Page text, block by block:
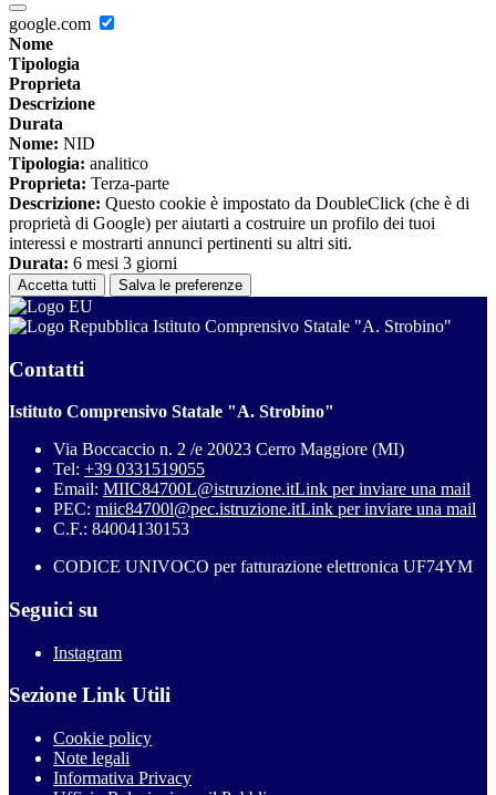
google.com
Nome
Tipologia
Proprieta
Descrizione
Durata
Nome: NID
Tipologia: analitico
Proprieta: Terza-parte
Descrizione: Questo cookie è impostato da DoubleClick (che è di
proprietà di Google) per aiutarti a costruire un profilo dei tuoi
interessi e mostrarti annunci pertinenti su altri siti.
Durata: 6 mesi 3 giorni
Accetta tutti Salva le preferenze
Istituto Comprensivo Statale "A. Strobino"
Contatti
Istituto Comprensivo Statale "A. Strobino"
Via Boccaccio n. 2 /e 20023 Cerro Maggiore (MI)
Tel: +39 0331519055
Email: MIIC84700L@istruzione.itLink per inviare una mail
PEC: miic84700l@pec.istruzione.itLink per inviare una mail
C.F.: 84004130153
CODICE UNIVOCO per fatturazione elettronica UF74YM
Seguici su
Instagram
Sezione Link Utili
Cookie policy
Note legali
Informativa Privacy